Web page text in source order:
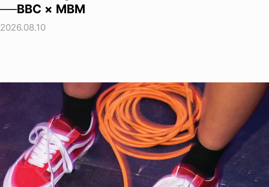
──BBC × MBM
2026.08.10